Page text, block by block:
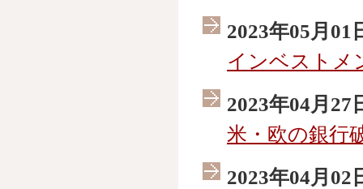
2023年05月01
インベストメ
2023年04月27
米・欧の銀行
2023年04月02